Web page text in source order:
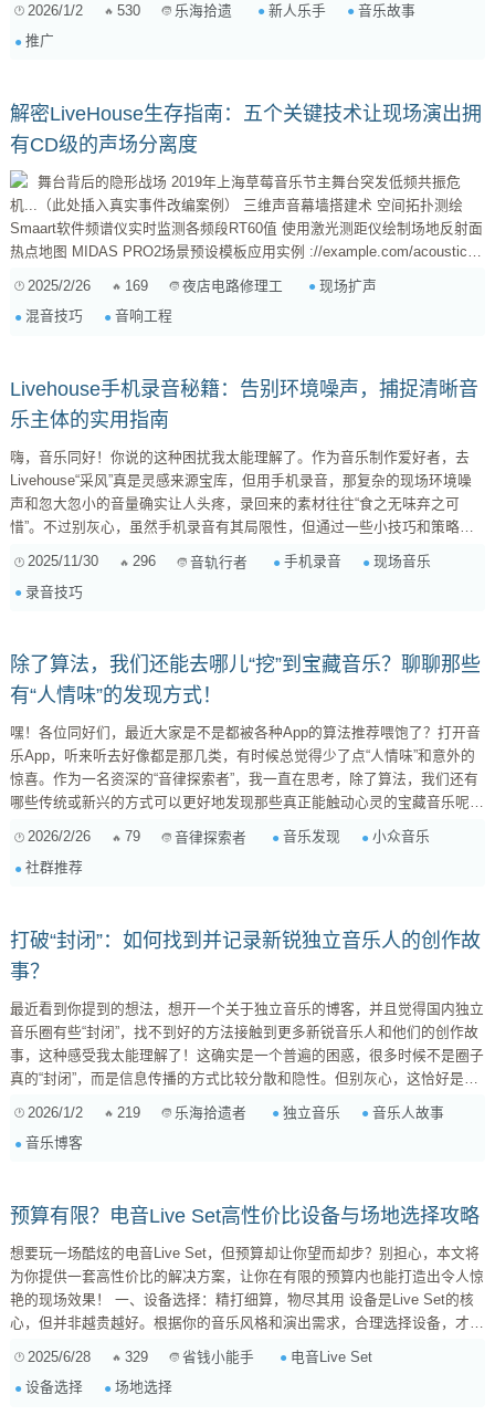
和灵感来源”简直是一语中的！这不仅是一个绝妙的想法，更是当下数字时
代音乐传播的“破圈”利器。为什么这么说呢？ 1. 音乐是情感的载体，故事是
2026/1/2 530 乐海拾遗 新人乐手
音乐故事
推广
解密LiveHouse生存指南：五个关键技术让现场演出拥
有CD级的声场分离度
舞台背后的隐形战场 2019年上海草莓音乐节主舞台突发低频共振危
机...（此处插入真实事件改编案例） 三维声音幕墙搭建术 空间拓扑测绘
Smaart软件频谱仪实时监测各频段RT60值 使用激光测距仪绘制场地反射面
热点地图 MIDAS PRO2场景预设模板应用实例 ://example.com/acoustic-
2025/2/26 169 夜店电路修理工
现场扩声
混音技巧
音响工程
Livehouse手机录音秘籍：告别环境噪声，捕捉清晰音
乐主体的实用指南
嗨，音乐同好！你说的这种困扰我太能理解了。作为音乐制作爱好者，去
Livehouse“采风”真是灵感来源宝库，但用手机录音，那复杂的现场环境噪
声和忽大忽小的音量确实让人头疼，录回来的素材往往“食之无味弃之可
惜”。不过别灰心，虽然手机录音有其局限性，但通过一些小技巧和策略，
我们完全可以尽可能地减少环境噪声，让音乐主体更清晰可辨。 咱们来聊
聊具体怎么做，尤其是你提到的录制距离和角度选择。 1. 现场选位：决定
成败的关键 这是最重要的一步，比任何后期处理都有效。 距离的选择：越
2025/11/30 296 音轨行者 手机录音
现场音乐
录音技巧
除了算法，我们还能去哪儿“挖”到宝藏音乐？聊聊那些
有“人情味”的发现方式！
嘿！各位同好们，最近大家是不是都被各种App的算法推荐喂饱了？打开音
乐App，听来听去好像都是那几类，有时候总觉得少了点“人情味”和意外的
惊喜。作为一名资深的“音律探索者”，我一直在思考，除了算法，我们还有
哪些传统或新兴的方式可以更好地发现那些真正能触动心灵的宝藏音乐呢？
今天就来跟大家分享一下我的看法和一些实践经验！ 1. 音乐博客与社媒人
立乐评人或者一些社交媒体上的“音乐博主”，他们会花大量时间去挖掘和
2026/2/26 79 音律探索者 音乐发现
小众音乐
社群推荐
打破“封闭”：如何找到并记录新锐独立音乐人的创作故
事？
最近看到你提到的想法，想开一个关于独立音乐的博客，并且觉得国内独立
音乐圈有些“封闭”，找不到好的方法接触到更多新锐音乐人和他们的创作故
事，这种感受我太能理解了！这确实是一个普遍的困惑，很多时候不是圈子
真的“封闭”，而是信息传播的方式比较分散和隐性。但别灰心，这恰好是独
享的同好，我总结了一些方法，希望能帮你打开思路，找到那些“才华横溢
2026/1/2 219 乐海拾遗者 独立音乐
音乐人故事
音乐博客
预算有限？电音Live Set高性价比设备与场地选择攻略
想要玩一场酷炫的电音Live Set，但预算却让你望而却步？别担心，本文将
为你提供一套高性价比的解决方案，让你在有限的预算内也能打造出令人惊
艳的现场效果！ 一、设备选择：精打细算，物尽其用 设备是Live Set的核
心，但并非越贵越好。根据你的音乐风格和演出需求，合理选择设备，才能
说，Ableton Live的Lite或Intro版本是绝...
2025/6/28 329 省钱小能手
电音Live Set
设备选择
场地选择